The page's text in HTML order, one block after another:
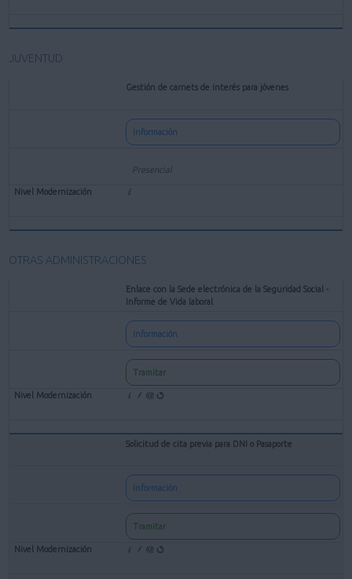
JUVENTUD
Gestión de carnets de interés para jóvenes
Información
Presencial
OTRAS ADMINISTRACIONES
Enlace con la Sede electrónica de la Seguridad Social -
Informe de Vida laboral
Información
Tramitar
Solicitud de cita previa para DNI o Pasaporte
Información
Tramitar